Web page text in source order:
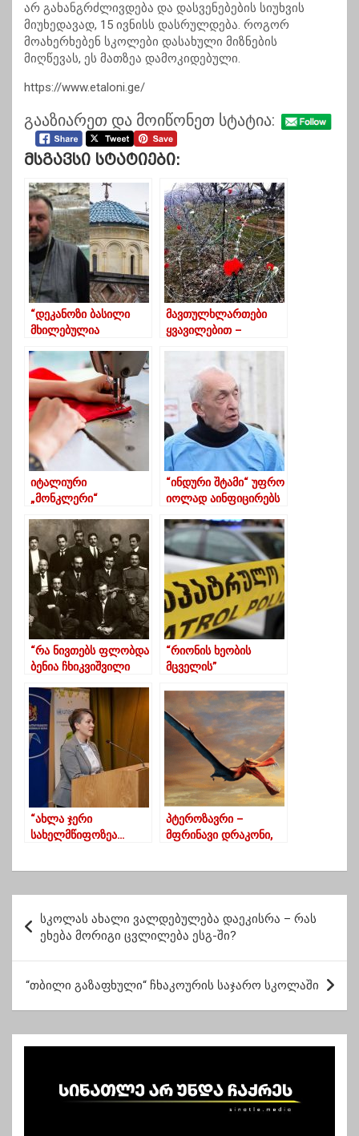
არ გახანგრძლივდება და დასვენებების სიუხვის
მიუხედავად, 15 ივნისს დასრულდება. როგორ
მოახერხებენ სკოლები დასახული მიზნების
მიღწევას, ეს მათზეა დამოკიდებული.
https://www.etaloni.ge/
გააზიარეთ და მოიწონეთ სტატია:
Მსგავსი Სტატიები:
“დეკანოზი ბასილი
მხილებულია
შინაარსის
მიმოწერაში”- ანდრია
ჯაღმაიძე
მავთულხლართები
ყვავილებით –
ხურვალეთიდან
იტალიური
„მონკლერი“
შეიკერება,საწარმოში
დაახლოებით 500-550
თანამშრომელი იქნება
საჭირო
“ინდური შტამი“ უფრო
იოლად აინფიცირებს
ბავშვებს”
“რა ნივთებს ფლობდა
ბენია ჩხიკვიშვილი
ცხოვრების პერიოდში”
“რიონის ხეობის
მცველის”
ჩატარებულმა
ოპერაცია სროლის
თანხლებით ჩაიარა
“ახლა ჯერი
სახელმწიფოზეა…
აქვთ”
პტეროზავრი –
მფრინავი დრაკონი,
ო
ს
ტ
ი
ს
სკოლას ახალი ვალდებულება დაეკისრა – რას
ეხება მორიგი ცვლილება ესგ-ში?
“თბილი გაზაფხული“ ჩხაკოურის საჯარო სკოლაში